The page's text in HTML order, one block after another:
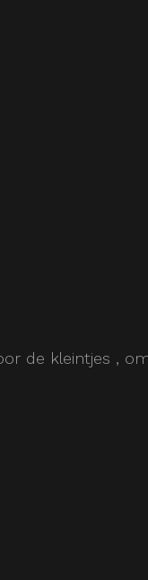
de kleintjes ,